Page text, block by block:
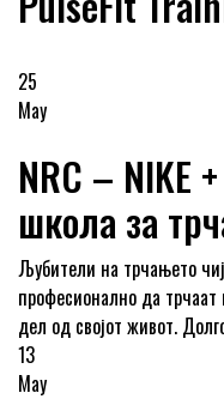
25
May
NRC – NIKE
школа за
Љубители на трчањето
професионално да
дел од својот живот.
13
May